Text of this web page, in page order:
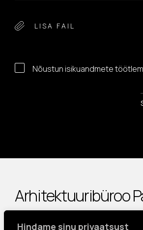
Hindame sinu privaatsust
Arhitektuuribüroo
LISA FAIL
Nõustun isikuandmete